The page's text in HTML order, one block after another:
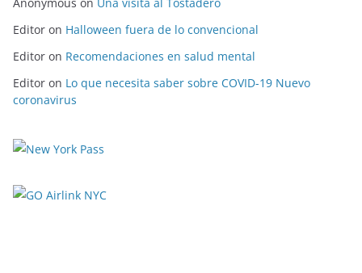
Editor on Halloween fuera de lo convencional
Editor on Recomendaciones en salud mental
Editor on Lo que necesita saber sobre COVID-19 Nuevo
coronavirus